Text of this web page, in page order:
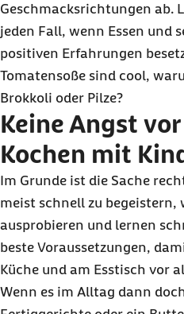
Geschmacksrichtungen ab.
jeden Fall, wenn Essen und
positiven Erfahrungen
Tomatensoße sind cool,
Brokkoli oder Pilze?
Keine Angst
Kochen mit
Im Grunde ist die Sache
meist schnell zu begeistern,
ausprobieren und lernen
beste Voraussetzungen,
Küche und am Esstisch vor
Wenn es im Alltag dann